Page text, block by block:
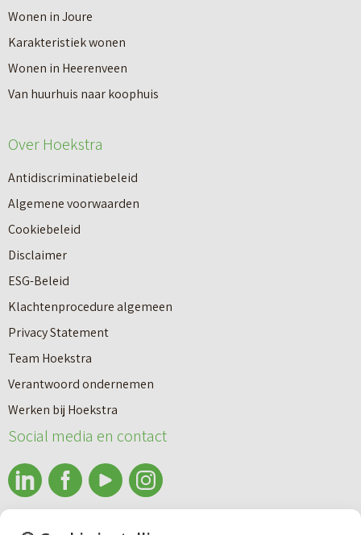
Nieuwbouw
Huren
Wonen in Joure
Karakteristiek wonen
Wonen in Heerenveen
Van huurhuis naar koophuis
Over Hoekstra
Antidiscriminatiebeleid
Algemene voorwaarden
Cookiebeleid
Disclaimer
ESG-Beleid
Klachtenprocedure algemeen
Privacy Statement
Team Hoekstra
Verantwoord ondernemen
Werken bij Hoekstra
Social media en contact